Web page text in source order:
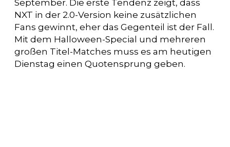
September. Die erste Tendenz zeigt, dass
NXT in der 2.0-Version keine zusätzlichen
Fans gewinnt, eher das Gegenteil ist der Fall.
Mit dem Halloween-Special und mehreren
großen Titel-Matches muss es am heutigen
Dienstag einen Quotensprung geben.